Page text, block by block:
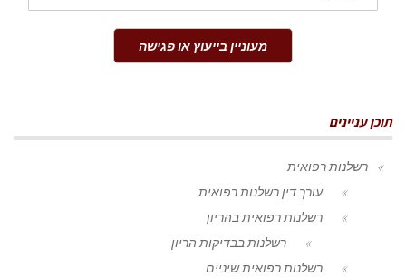
מעוניין בייעוץ או פגישה
תוכן עניינים
רשלנות רפואית
עורך דין רשלנות רפואית
רשלנות רפואית בהריון
רשלנות בבדיקות הריון
רשלנות רפואית שיניים